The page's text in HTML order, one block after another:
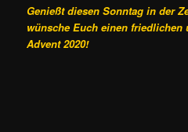
Genießt diesen Sonntag in der
wünsche Euch einen
Advent 2020!